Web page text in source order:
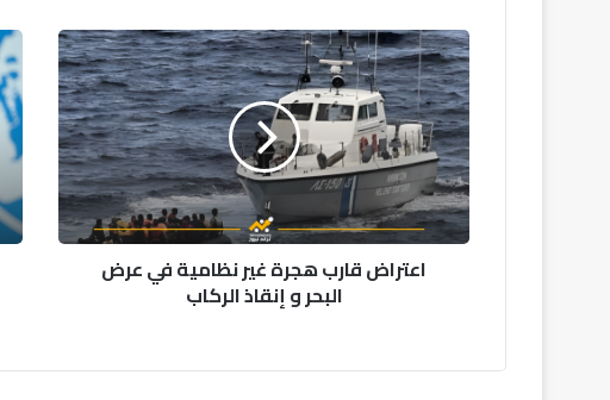
اعتراض
قارب
هجرة
غير
نظامية
في
عرض
البحر
و
اعتراض قارب هجرة غير نظامية في عرض
البحر و إنقاذ الركاب
من
في